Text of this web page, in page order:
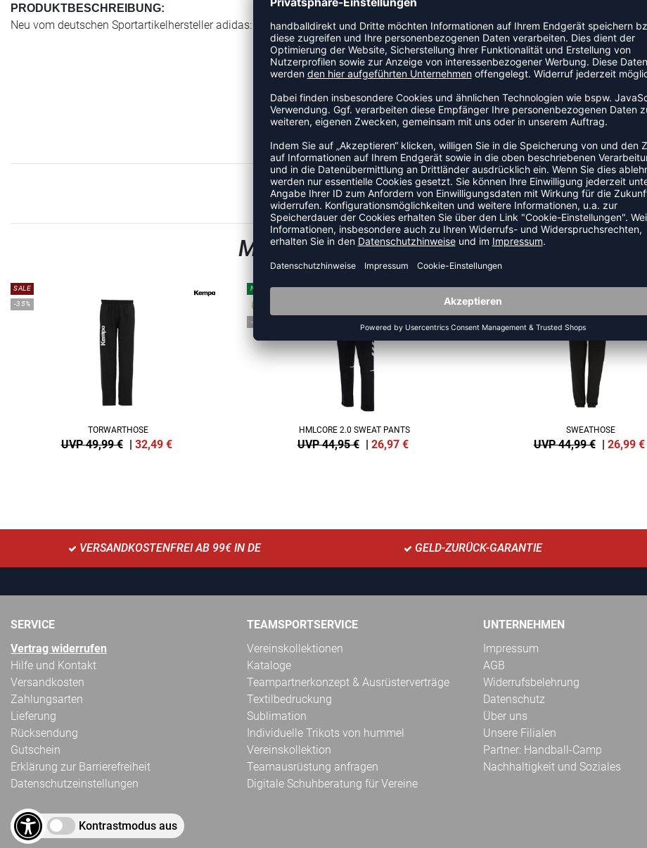
PRODUKTBESCHREIBUNG:
Neu vom deutschen Sportartikelhersteller adidas: Trainingshose TIRO24 TRPNT S
ZULETZT ANGESEHEN
MEHR AUS DER KATEGORIE
SALE
-35%
TORWARTHOSE
UVP 49,99 € | 32,49 €
NEW
-40%
HMLCORE 2.0 SWEAT PANTS
UVP 44,95 € | 26,97 €
SALE
-40%
SWEATHOSE
UVP 44,99 € | 26,99 €
VERSANDKOSTENFREI AB 99€ IN DE GELD-ZURÜCK-GARANTIE
SERVICE
Vertrag widerrufen
Hilfe und Kontakt
Versandkosten
Zahlungsarten
Lieferung
Rücksendung
Gutschein
Erklärung zur Barrierefreiheit
Datenschutzeinstellungen
Kontrastmodus aus
TEAMSPORTSERVICE
Vereinskollektionen
Kataloge
Teampartnerkonzept & Ausrüsterverträge
Textilbedruckung
Sublimation
Individuelle Trikots von hummel
Vereinskollektion
Teamausrüstung anfragen
Digitale Schuhberatung für Vereine
UNTERNEHMEN
Impressum
AGB
Widerrufsbelehrung
Datenschutz
Über uns
Unsere Filialen
Partner: Handball-Camp
Nachhaltigkeit und Soziales